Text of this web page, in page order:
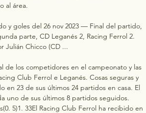
al área.
y goles del 26 nov 2023 — Final del partido,
parte, CD Leganés 2, Racing Ferrol 2.
Julián Chicco (CD ...
de los competidores en el campeonato y las
Club Ferrol e Leganés. Cosas seguras y
en 23 de sus últimos 24 partidos en casa. El
uno de sus últimos 8 partidos seguidos.
5)1. 33El Racing Club Ferrol ha recibido en